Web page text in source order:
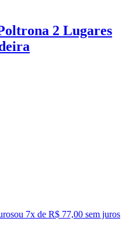
2 Lugares
ou 7x de R$ 77,00 sem juros